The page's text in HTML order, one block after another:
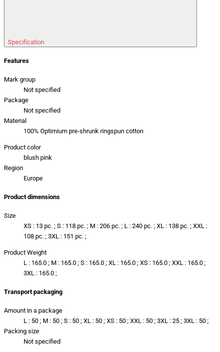
Specification
Features
Mark group
Not specified
Package
Not specified
Material
100% Optimium pre-shrunk ringspun cotton
Product color
blush pink
Region
Europe
Product dimensions
Size
XS : 13 pc. ; S : 118 pc. ; M : 206 pc. ; L : 240 pc. ; XL : 138 pc. ; XXL :
108 pc. ; 3XL : 151 pc. ;
Product Weight
L : 165.0 ; M : 165.0 ; S : 165.0 ; XL : 165.0 ; XS : 165.0 ; XXL : 165.0 ;
3XL : 165.0 ;
Transport packaging
Amount in a package
L : 50 ; M : 50 ; S : 50 ; XL : 50 ; XS : 50 ; XXL : 50 ; 3XL : 25 ; 3XL : 50 ;
Packing size
Not specified